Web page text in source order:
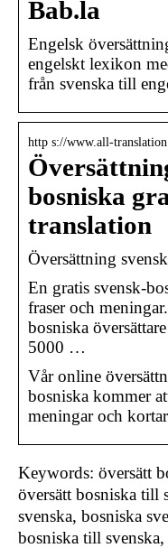
Bab.la
Engelsk
engelskt lexikon
från svenska till
http s://www.all-
bosniska
translation
Översättning
En gratis svensk-
fraser och
bosniska
5000 …
Vår online
bosniska kommer
meningar och
Keywords: översätt
översätt bosniska till
svenska, bosniska
bosniska till